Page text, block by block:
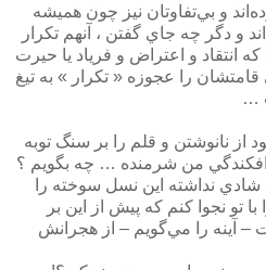
و بي‌تفاوتان نيز چون هميشه
و دگر چه جاي گفتن ،‌ آنهم تكرار
انتقاد و اعتراض و فرياد يا حيرت
قامتشان را عجوزه « تكرار » به تيغ
…
از نانوشتن و قلم را بر سنگ توبه
من شرمنده … چه بگويم ؟
شادي نداشته اين نسل سوخته را
تو نجوا كنم كه پيش از اين بر
– آينه را مي‌گويم – از هجرانش